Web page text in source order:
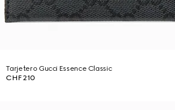
Tarjetero Gucci Essence Classic
CHF 210